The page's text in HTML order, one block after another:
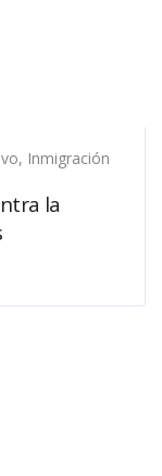
, Inmigración
la